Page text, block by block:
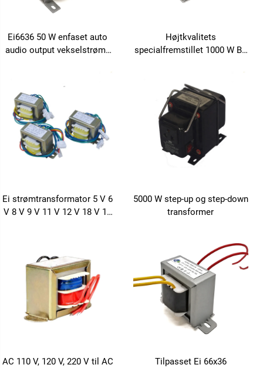
Ei6636 50 W enfaset auto
audio output vekselstrøms
Højtkvalitets
specialfremstillet 1000 W BK
lydforstærkere 36 V-48 V-110
V-220 V-480 V 60 Hz
frekvens
Ei strømtransformator 5 V 6
V 8 V 9 V 11 V 12 V 18 V 19
5000 W step-up og step-down
transformer
AC 110 V, 120 V, 220 V til AC
Tilpasset Ei 66x36